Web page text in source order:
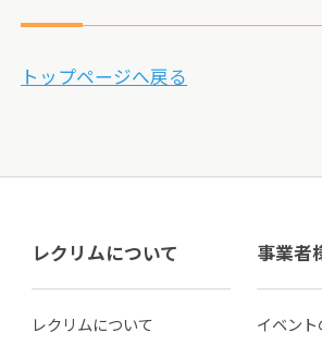
トップページへ戻る
レクリムについて
レクリムについて
事業者
イベン